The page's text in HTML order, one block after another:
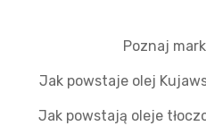
Poznaj
Jak powstaje olej
Jak powstają oleje